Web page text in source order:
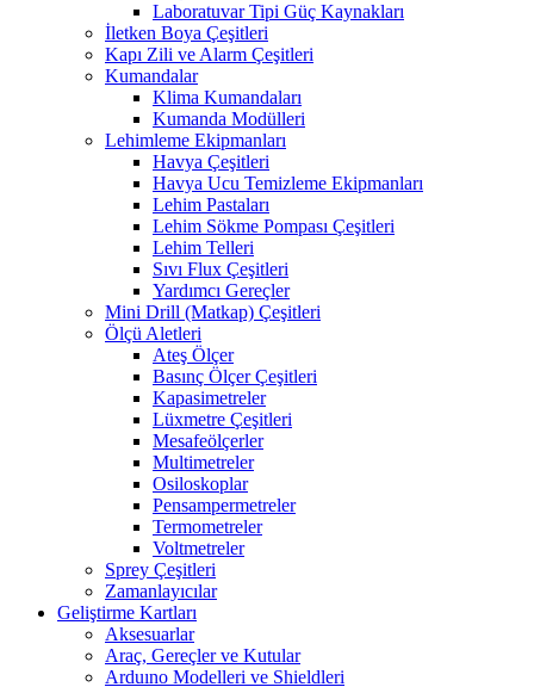
Laboratuvar Tipi Güç Kaynakları
İletken Boya Çeşitleri
Kapı Zili ve Alarm Çeşitleri
Kumandalar
Klima Kumandaları
Kumanda Modülleri
Lehimleme Ekipmanları
Havya Çeşitleri
Havya Ucu Temizleme Ekipmanları
Lehim Pastaları
Lehim Sökme Pompası Çeşitleri
Lehim Telleri
Sıvı Flux Çeşitleri
Yardımcı Gereçler
Mini Drill (Matkap) Çeşitleri
Ölçü Aletleri
Ateş Ölçer
Basınç Ölçer Çeşitleri
Kapasimetreler
Lüxmetre Çeşitleri
Mesafeölçerler
Multimetreler
Osiloskoplar
Pensampermetreler
Termometreler
Voltmetreler
Sprey Çeşitleri
Zamanlayıcılar
Geliştirme Kartları
Aksesuarlar
Araç, Gereçler ve Kutular
Arduıno Modelleri ve Shieldleri